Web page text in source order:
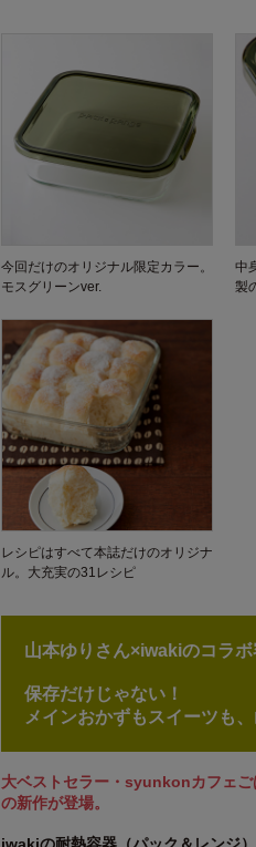
今回だけのオリジナル限定カラー。
モスグリーンver.
中
製
レシピはすべて本誌だけのオリジナ
ル。大充実の31レシピ
山本ゆりさん×iwakiのコラ
保存だけじゃない！
メインおかずもスイーツも
大ベストセラー・syunkonカフェ
の新作が登場。